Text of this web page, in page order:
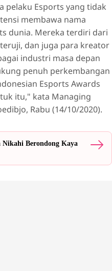
pelaku Esports yang tidak
membawa nama
dunia. Mereka terdiri dari
dan juga para kreator
industri masa depan
penuh perkembangan
Esports Awards
itu," kata Managing
Rabu (14/10/2020).
Berondong Kaya